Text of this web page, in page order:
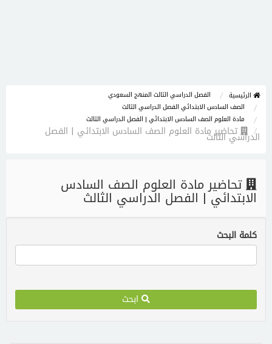
الرئيسية
الفصل الدراسي الثالث المنهج السعودي
الصف السادس الابتدائي الفصل الدراسي الثالث
مادة العلوم الصف السادس الابتدائي | الفصل الدراسي الثالث
تحاضير مادة العلوم الصف السادس الابتدائي | الفصل
الدراسي الثالث
تحاضير مادة العلوم الصف السادس
الابتدائي | الفصل الدراسي الثالث
كلمة البحث
ابحث